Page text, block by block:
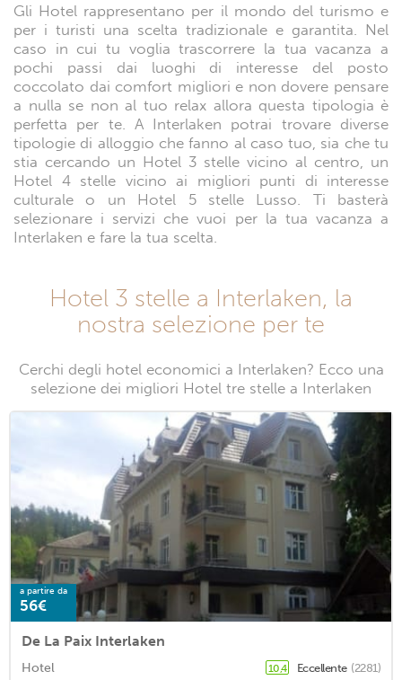
Gli Hotel rappresentano per il mondo del turismo e
per i turisti una scelta tradizionale e garantita. Nel
caso in cui tu voglia trascorrere la tua vacanza a
pochi passi dai luoghi di interesse del posto
coccolato dai comfort migliori e non dovere pensare
a nulla se non al tuo relax allora questa tipologia è
perfetta per te. A Interlaken potrai trovare diverse
tipologie di alloggio che fanno al caso tuo, sia che tu
stia cercando un Hotel 3 stelle vicino al centro, un
Hotel 4 stelle vicino ai migliori punti di interesse
culturale o un Hotel 5 stelle Lusso. Ti basterà
selezionare i servizi che vuoi per la tua vacanza a
Interlaken e fare la tua scelta.
Hotel 3 stelle a Interlaken, la
nostra selezione per te
Cerchi degli hotel economici a Interlaken? Ecco una
selezione dei migliori Hotel tre stelle a Interlaken
a partire da
56€
De La Paix Interlaken
Hotel 10,4 Eccellente (2281)